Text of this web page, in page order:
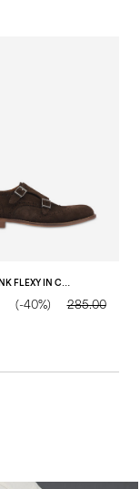
DOUBLE MONK FLEXY IN CROSTA T.MORO
(-40%)
285.00